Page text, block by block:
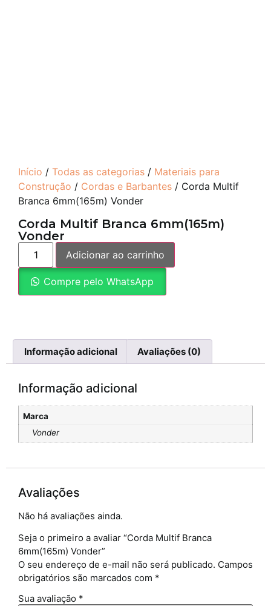
Início / Todas as categorias / Materiais para
Construção / Cordas e Barbantes / Corda Multif
Branca 6mm(165m) Vonder
Corda Multif Branca 6mm(165m)
Vonder
Adicionar ao carrinho
Compre pelo WhatsApp
Informação adicional Avaliações (0)
Informação adicional
Marca
Vonder
Avaliações
Não há avaliações ainda.
Seja o primeiro a avaliar “Corda Multif Branca
6mm(165m) Vonder”
O seu endereço de e-mail não será publicado. Campos
obrigatórios são marcados com *
Sua avaliação *